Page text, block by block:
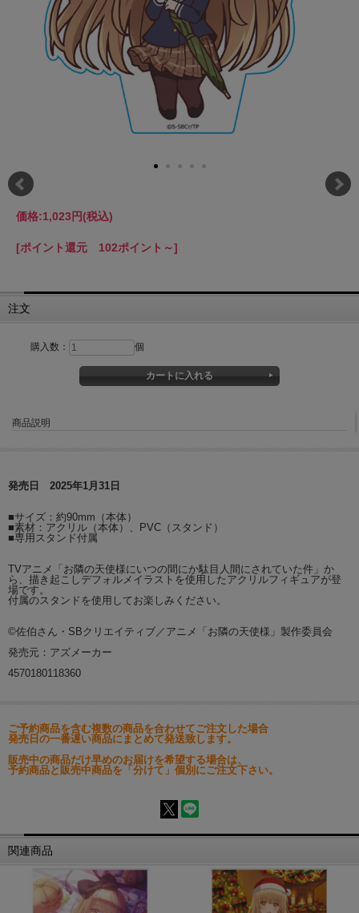
価格:1,023円(税込)
[ポイント還元 102ポイント～]
注文
購入数： 個
商品説明
発売日 2025年1月31日
■サイズ：約90mm（本体）
■素材：アクリル（本体）、PVC（スタンド）
■専用スタンド付属
TVアニメ「お隣の天使様にいつの間にか駄目人間にされていた件」か
ら、描き起こしデフォルメイラストを使用したアクリルフィギュアが登
場です。
付属のスタンドを使用してお楽しみください。
©佐伯さん・SBクリエイティブ／アニメ「お隣の天使様」製作委員会
発売元：アズメーカー
4570180118360
ご予約商品を含む複数の商品を合わせてご注文した場合
発売日の一番遅い商品にまとめて発送致します。
販売中の商品だけ早めのお届けを希望する場合は、
予約商品と販売中商品を「分けて」個別にご注文下さい。
関連商品